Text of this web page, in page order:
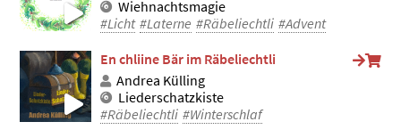
Wiehnachtsmagie
#Licht #Laterne #Räbeliechtli #Advent
En chliine Bär im Räbeliechtli
Andrea Külling
Liederschatzkiste
#Räbeliechtli #Winterschlaf